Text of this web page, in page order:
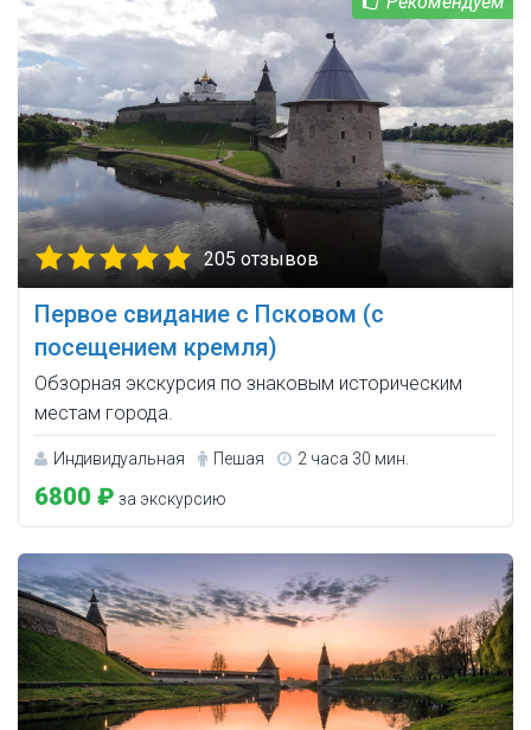
205 отзывов
Первое свидание с Псковом (с
посещением кремля)
Обзорная экскурсия по знаковым историческим
местам города.
Индивидуальная Пешая 2 часа 30 мин.
6800 ₽ за экскурсию